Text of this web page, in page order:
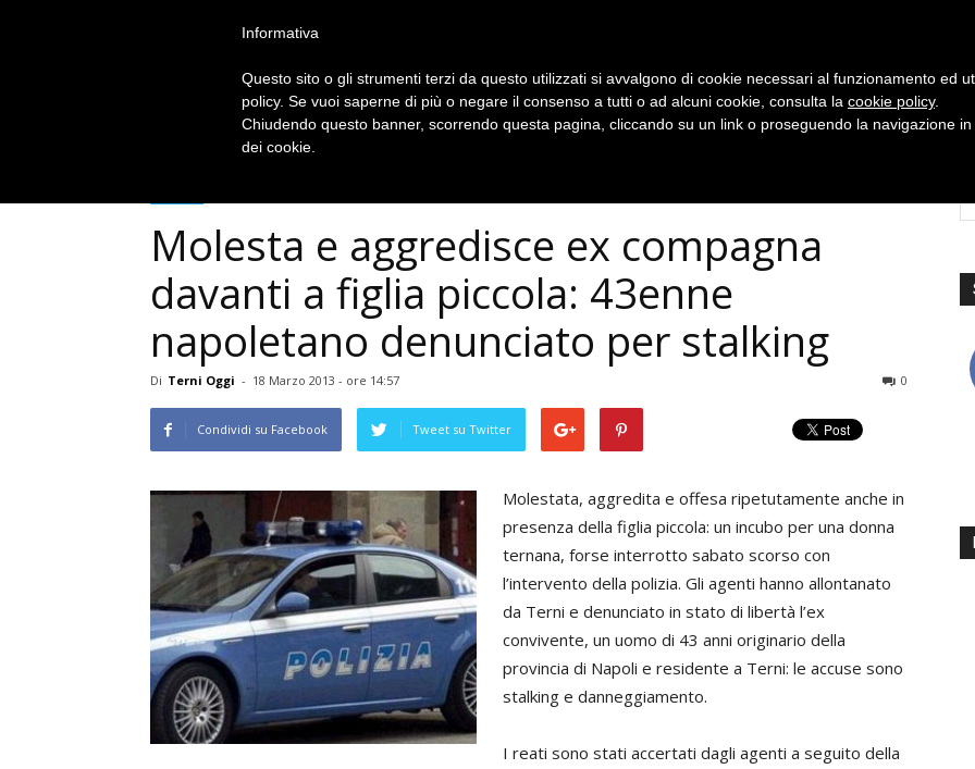
Molesta e aggredisce ex compagna
davanti a figlia piccola: 43enne
napoletano denunciato per stalking
Di Terni Oggi - 18 Marzo 2013 - ore 14:57 0
Condividi su Facebook Tweet su Twitter
Molestata, aggredita e offesa ripetutamente anche in
presenza della figlia piccola: un incubo per una donna
ternana, forse interrotto sabato scorso con
l’intervento della polizia. Gli agenti hanno allontanato
da Terni e denunciato in stato di libertà l’ex
convivente, un uomo di 43 anni originario della
provincia di Napoli e residente a Terni: le accuse sono
stalking e danneggiamento.
I reati sono stati accertati dagli agenti a seguito della
Informativa
Questo sito o gli strumenti terzi da questo utilizzati si avvalgono di cookie necessari al funzionamento ed
policy. Se vuoi saperne di più o negare il consenso a tutti o ad alcuni cookie, consulta la cookie policy.
Chiudendo questo banner, scorrendo questa pagina, cliccando su un link o proseguendo la navigazione
dei cookie.